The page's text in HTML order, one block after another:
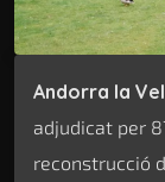
Andorra la
adjudicat per
reconstrucció